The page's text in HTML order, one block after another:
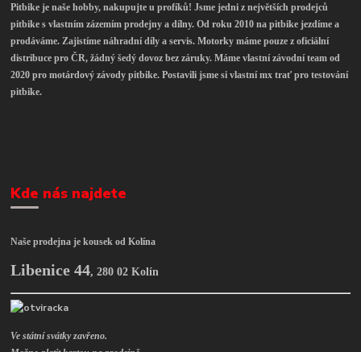
Pitbike je naše hobby, nakupujte u profíků! Jsme jedni z největších prodejců
pitbike s vlastním zázemím prodejny a dílny. Od roku 2010 na pitbike jezdíme a
prodáváme. Zajistíme náhradní díly a servis. Motorky máme pouze z oficiální
distribuce pro ČR, žádný šedý dovoz bez záruky. Máme vlastní závodní team od
2020 pro motárdový závody pitbike. Postavili jsme si vlastní mx trať pro testování
pitbike.
Kde nás najdete
Naše prodejna je kousek od Kolína
Libenice 44,280 02 Kolín
Ve státní svátky zavřeno.